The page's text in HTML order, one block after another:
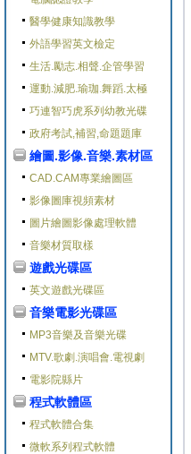
醫學健康知識教學
外語學習英文檢定
生活.勵志.相聲.企管學習
運動.減肥.瑜珈.舞蹈.太極
巧連智巧虎系列幼教光碟
政府考試,補習,命題題庫
繪圖.影像.音樂.素材區
CAD.CAM專業繪圖區
影像圖庫視頻素材
圖片繪圖影像處理軟體
音樂材質取樣
遊戲光碟區
英文遊戲光碟區
音樂電影光碟區
MP3音樂及音樂光碟
MTV.歌劇.演唱會.電視劇
電影院縣片
程式軟體區
程式軟體合集
微軟系列程式軟體